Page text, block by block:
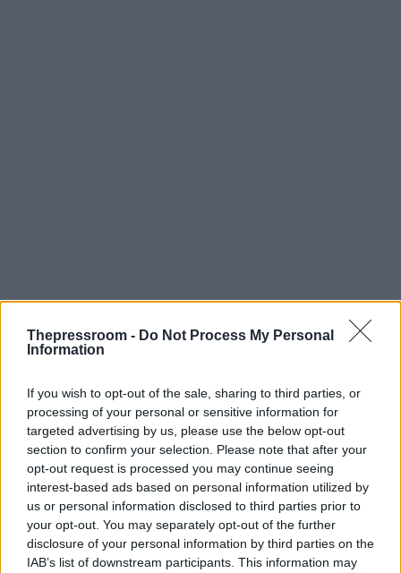
Thepressroom - Do Not Process My Personal
Information
If you wish to opt-out of the sale, sharing to third parties, or
processing of your personal or sensitive information for
targeted advertising by us, please use the below opt-out
section to confirm your selection. Please note that after your
opt-out request is processed you may continue seeing
interest-based ads based on personal information utilized by
us or personal information disclosed to third parties prior to
your opt-out. You may separately opt-out of the further
disclosure of your personal information by third parties on the
IAB’s list of downstream participants. This information may
Έχει κατακτήσει 2 πρωταθλήματα και 2Κύπελλα